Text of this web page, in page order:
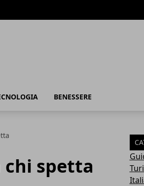
BENESSERE
chi spetta